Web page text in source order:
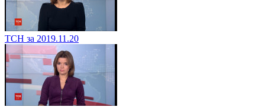
ТСН за 2019.11.20